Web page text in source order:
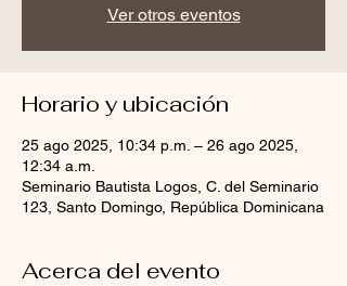
Ver otros eventos
Horario y ubicación
25 ago 2025, 10:34 p.m. – 26 ago 2025,
12:34 a.m.
Seminario Bautista Logos, C. del Seminario
123, Santo Domingo, República Dominicana
Acerca del evento